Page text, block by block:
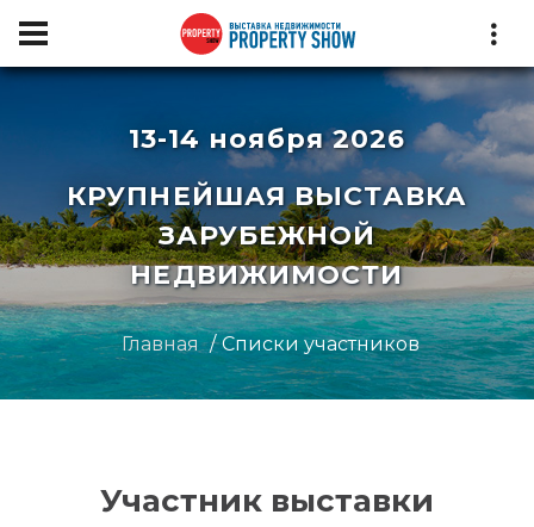
13-14 ноября 2026
КРУПНЕЙШАЯ ВЫСТАВКА
ЗАРУБЕЖНОЙ
НЕДВИЖИМОСТИ
Главная Списки участников
Участник выставки